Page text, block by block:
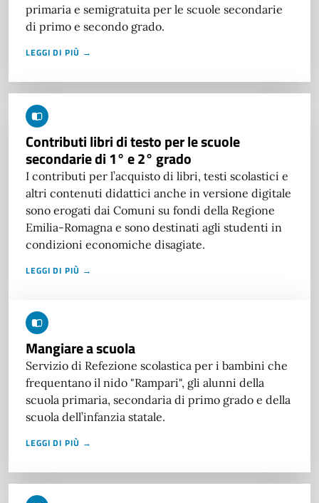
primaria e semigratuita per le scuole secondarie
di primo e secondo grado.
LEGGI DI PIÙ →
Contributi libri di testo per le scuole
secondarie di 1° e 2° grado
I contributi per l’acquisto di libri, testi scolastici e
altri contenuti didattici anche in versione digitale
sono erogati dai Comuni su fondi della Regione
Emilia-Romagna e sono destinati agli studenti in
condizioni economiche disagiate.
LEGGI DI PIÙ →
Mangiare a scuola
Servizio di Refezione scolastica per i bambini che
frequentano il nido "Rampari", gli alunni della
scuola primaria, secondaria di primo grado e della
scuola dell’infanzia statale.
LEGGI DI PIÙ →